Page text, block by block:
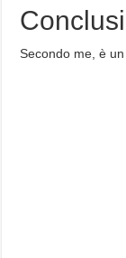
Secondo me, è